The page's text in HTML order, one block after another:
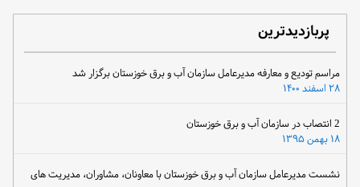
پربازدیدترین
مراسم تودیع و معارفه مدیرعامل سازمان آب و برق خوزستان برگزار شد
۲۸ اسفند ۱۴۰۰
۱۸ بهمن ۱۳۹۵
نشست مدیرعامل سازمان آب و برق خوزستان با معاونان، مشاوران، مدیریت های